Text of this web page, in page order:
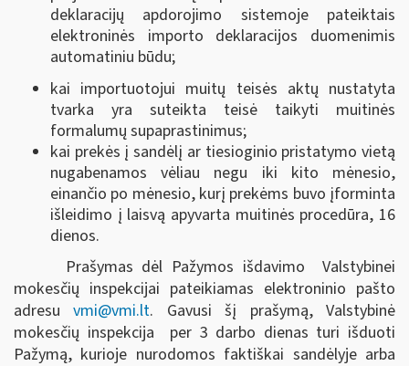
deklaracijų apdorojimo sistemoje pateiktais
elektroninės importo deklaracijos duomenimis
automatiniu būdu;
kai importuotojui muitų teisės aktų nustatyta
tvarka yra suteikta teisė taikyti muitinės
formalumų supaprastinimus;
kai prekės į sandėlį ar tiesioginio pristatymo vietą
nugabenamos vėliau negu iki kito mėnesio,
einančio po mėnesio, kurį prekėms buvo įforminta
išleidimo į laisvą apyvarta muitinės procedūra, 16
dienos.
Prašymas dėl Pažymos išdavimo Valstybinei
mokesčių inspekcijai pateikiamas elektroninio pašto
adresuvmi@vmi.lt. Gavusi šį prašymą, Valstybinė
mokesčių inspekcija per 3 darbo dienas turi išduoti
Pažymą, kurioje nurodomos faktiškai sandėlyje arba